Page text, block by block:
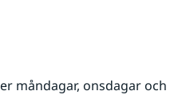
måndagar, onsdagar och